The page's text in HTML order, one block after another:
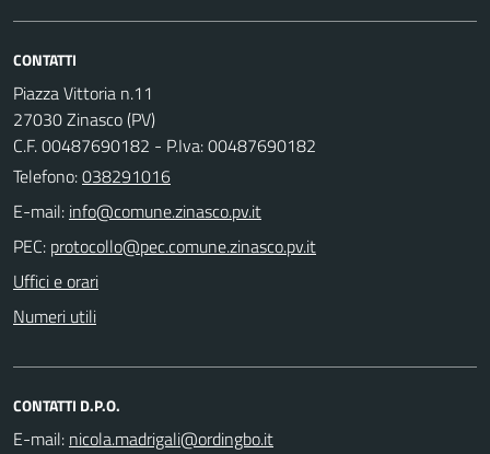
CONTATTI
Piazza Vittoria n.11
27030 Zinasco (PV)
C.F. 00487690182 - P.Iva: 00487690182
Telefono:038291016
E-mail:
PEC:
Uffici e orari
Numeri utili
CONTATTI D.P.O.
E-mail: